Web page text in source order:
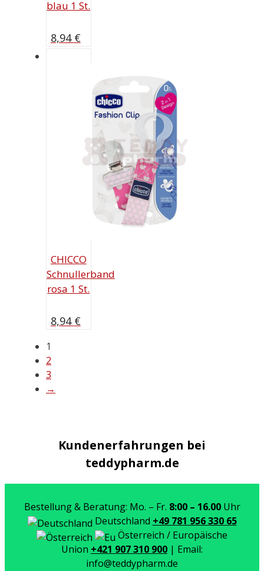
blau 1 St.
8,94 €
CHICCO
Schnullerband
rosa 1 St.
8,94 €
1
2
3
→
Kundenerfahrungen bei
teddypharm.de
Bestellung & Beratung: Mo. – Fr. 8:00 – 16.00Uhr
Deutschland +49 781 956 330 65
Österreich / Europäische
Union +421 907 310 900 | Email:
info@teddypharm.de